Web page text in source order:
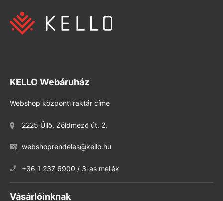
KELLO Webáruház
Webshop központi raktár címe
2225 Üllő, Zöldmező út. 2.
webshoprendeles@kello.hu
+36 1 237 6900 / 3-as mellék
Vásárlóinknak